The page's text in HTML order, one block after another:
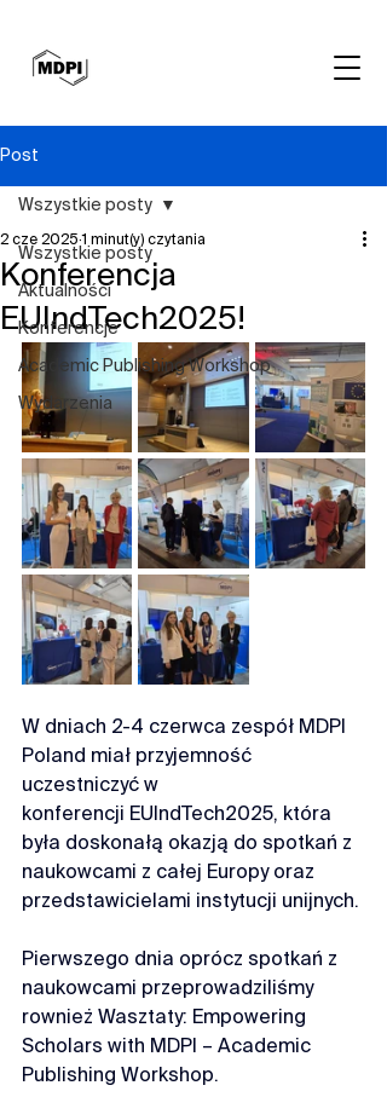
Post
Wszystkie posty
Aktualności
Konferencje
Academic Publishing Workshop
Wydarzenia
Wszystkie posty
Konferencja
EUIndTech2025!
2 cze 2025 1 minut(y) czytania
W dniach 2-4 czerwca zespół MDPI
Poland miał przyjemność
uczestniczyć w
konferencji EUIndTech2025, która
była doskonałą okazją do spotkań z
naukowcami z całej Europy oraz
przedstawicielami instytucji unijnych.
Pierwszego dnia oprócz spotkań z
naukowcami przeprowadziliśmy
rownież Wasztaty: Empowering
Scholars with MDPI – Academic
Publishing Workshop.